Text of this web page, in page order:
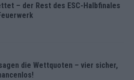
– der Rest des ESC-Halbfinales
die Wettquoten – vier sicher,